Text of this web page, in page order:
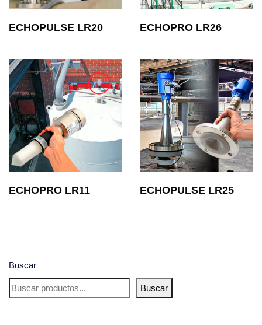
Buscar
Buscar
ECHOPULSE LR20 ECHOPRO LR26
ECHOPRO LR11 ECHOPULSE LR25